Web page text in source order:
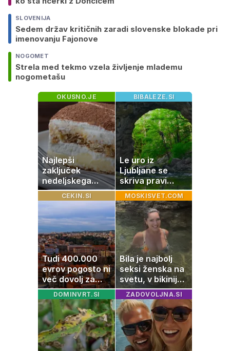
SLOVENIJA
Sedem držav kritičnih zaradi slovenske blokade pri
imenovanju Fajonove
NOGOMET
Strela med tekmo vzela življenje mlademu
nogometašu
OKUSNO.JE
Najlepši
zaključek
nedeljskega
kosila: 8 sladic
brez peke, ki se
jih vsi veselijo
BIBALEZE.SI
Le uro iz
Ljubljane se
skriva pravi
naravni čudež:
izlet, ki bo
navdušil otroke
CEKIN.SI
Tudi 400.000
evrov pogosto ni
več dovolj za
nakup
stanovanja
MOSKISVET.COM
Bila je najbolj
seksi ženska na
svetu, v bikiniju
znova navdušila
DOMINVRT.SI ZADOVOLJNA.SI